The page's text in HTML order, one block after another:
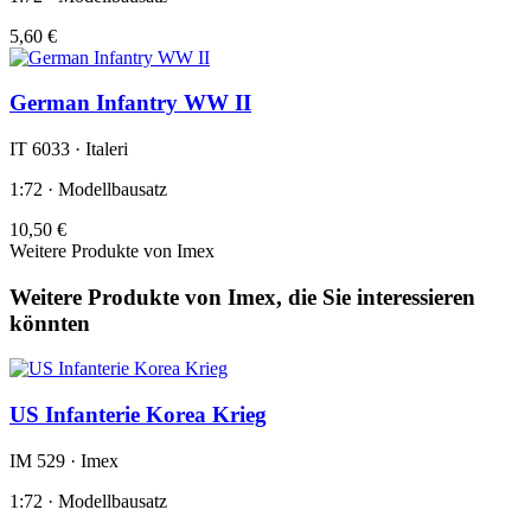
5,60 €
German Infantry WW II
IT 6033 · Italeri
1:72 · Modellbausatz
10,50 €
Weitere Produkte von Imex
Weitere Produkte von Imex, die Sie interessieren
könnten
US Infanterie Korea Krieg
IM 529 · Imex
1:72 · Modellbausatz